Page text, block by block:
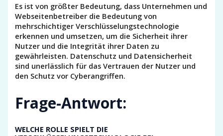
Es ist von größter Bedeutung, dass Unternehmen und
Webseitenbetreiber die Bedeutung von
mehrschichtiger Verschlüsselungstechnologie
erkennen und umsetzen, um die Sicherheit ihrer
Nutzer und die Integrität ihrer Daten zu
gewährleisten. Datenschutz und Datensicherheit
sind unerlässlich für das Vertrauen der Nutzer und
den Schutz vor Cyberangriffen.
Frage-Antwort:
WELCHE ROLLE SPIELT DIE